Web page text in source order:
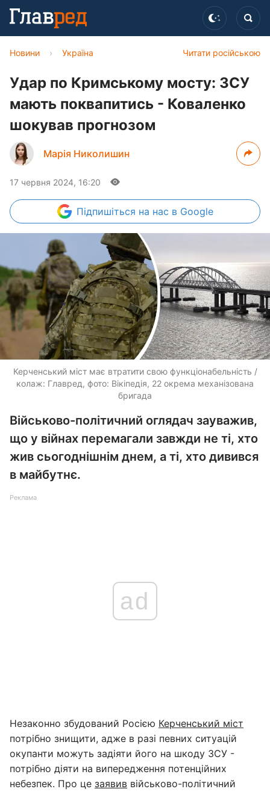
Читати російською
Новини › Україна
Удар по Кримському мосту: ЗСУ
мають поквапитись - Коваленко
шокував прогнозом
Марія Николишин
17 червня 2024, 16:20
Підпишіться на нас в Google
Керченський міст має втратити свою функціонабельність /
колаж: Главред, фото: Вікіпедія, 22 окрема механізована
бригада
Військово-політичний оглядач зауважив,
що у війнах перемагали завжди не ті, хто
жив сьогоднішнім днем, а ті, хто дивився
в майбутнє.
Реклама
ad
Незаконно збудований Росією Керченський міст
потрібно знищити, адже в разі певних ситуацій
окупанти можуть задіяти його на шкоду ЗСУ -
потрібно діяти на випередження потенційних
небезпек. Про це заявив військово-політичний